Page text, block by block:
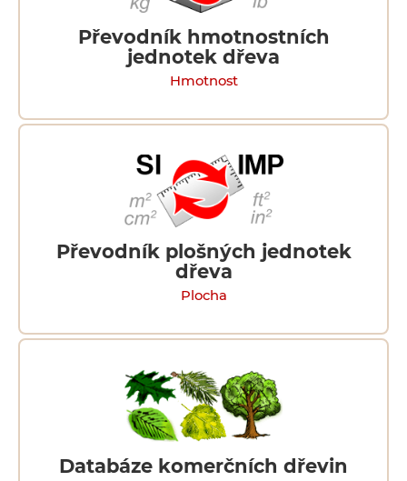
Převodník hmotnostních
jednotek dřeva
Hmotnost
Převodník plošných jednotek
dřeva
Plocha
Databáze komerčních dřevin